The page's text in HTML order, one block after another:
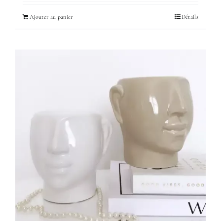
Ajouter au panier Détails